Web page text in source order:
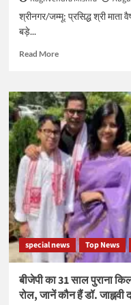
श्रीनगर/जम्मू: प्रसिद्ध श्री माता
बड़े...
Read MoreRead
माता
वैष्णो
देवी
श्राइन
चढ़ावा
घोटाला,
20
टन
नकली
चांदी
और
550
करोड़
की
मामला
पहुँचा
special news Top News
बीजेपी का 31 साल पुराना
रोल, जानें कौन हैं डॉ. जाह्नवी